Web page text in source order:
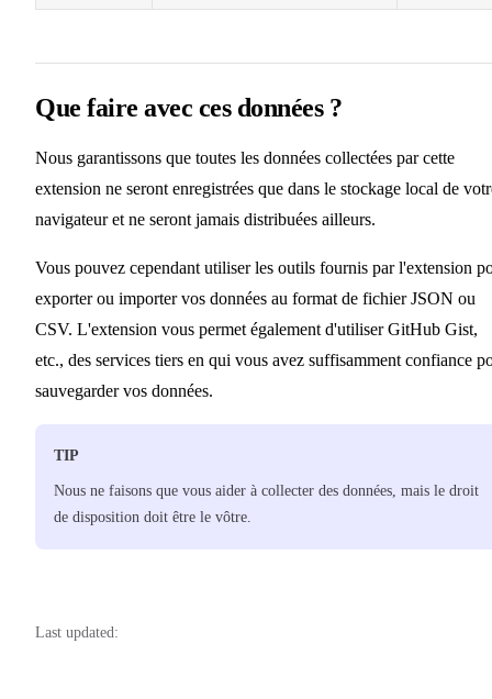
Que faire avec ces données ?
Nous garantissons que toutes les données collectées par cette
extension ne seront enregistrées que dans le stockage local de
navigateur et ne seront jamais distribuées ailleurs.
Vous pouvez cependant utiliser les outils fournis par l'extension
exporter ou importer vos données au format de fichier JSON ou
CSV. L'extension vous permet également d'utiliser GitHub Gist,
etc., des services tiers en qui vous avez suffisamment confiance
sauvegarder vos données.
TIP
Nous ne faisons que vous aider à collecter des données, mais le droit
de disposition doit être le vôtre.
Last updated: